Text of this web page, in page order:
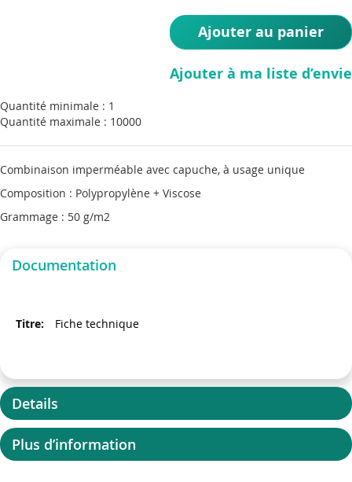
Ajouter au panier
Ajouter à ma liste d’envie
Quantité minimale : 1
Quantité maximale : 10000
Combinaison imperméable avec capuche, à usage unique
Composition : Polypropylène + Viscose
Grammage : 50 g/m2
Documentation
Fiche technique
Details
Plus d’information